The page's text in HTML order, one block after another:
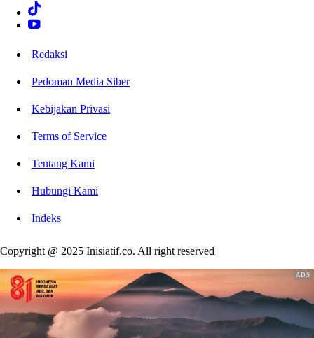
Redaksi
Pedoman Media Siber
Kebijakan Privasi
Terms of Service
Tentang Kami
Hubungi Kami
Indeks
Copyright @ 2025 Inisiatif.co. All right reserved